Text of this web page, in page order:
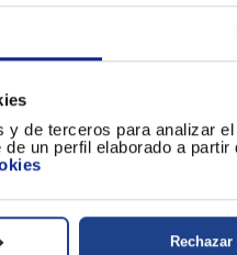
y de terceros para analizar
un perfil elaborado a